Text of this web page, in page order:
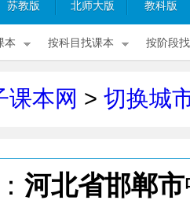
苏教版 北师大版 教科版
本 按科目找课本 按阶段
课本网 > 切换城
河北省邯郸市